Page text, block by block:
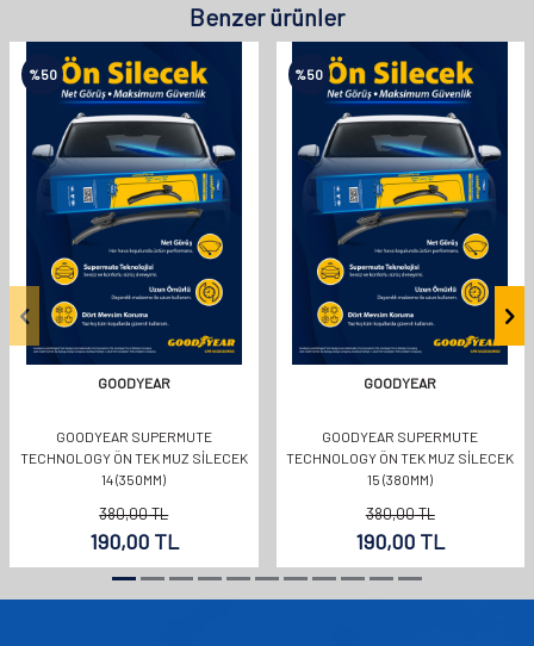
Benzer ürünler
%50
GOODYEAR
GOODYEAR SUPERMUTE
TECHNOLOGY ÖN TEK MUZ SİLECEK
14 (350MM)
380,00TL
190,00TL
%50
GOODYEAR
GOODYEAR SUPERMUTE
TECHNOLOGY ÖN TEK MUZ SİLECEK
15 (380MM)
380,00TL
190,00 TL